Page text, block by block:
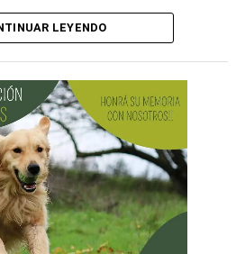
informaron que,durante las
operativo de bacheo será
cuadrillas de trabajo y dos
LEYENDO